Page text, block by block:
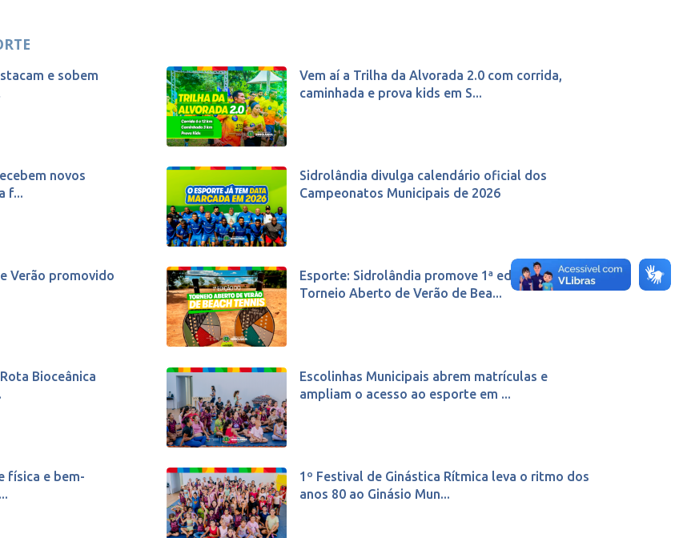
e sobem
Vem aí a Trilha da Alvorada 2.0 com corrida,
caminhada e prova kids em S...
novos
f...
Sidrolândia divulga calendário oficial dos
Campeonatos Municipais de 2026
Verão promovido
Esporte: Sidrolândia promove 1ª edição do
Torneio Aberto de Verão de Bea...
Bioceânica
Escolinhas Municipais abrem matrículas e
ampliam o acesso ao esporte em ...
física e bem-
1º Festival de Ginástica Rítmica leva o ritmo dos
anos 80 ao Ginásio Mun...